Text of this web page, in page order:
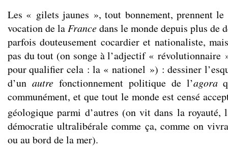
Les « gilets jaunes », tout bonnement, prennent
vocation de la Francedans le monde depuis plus de
parfois douteusement cocardier et nationaliste,
pas du tout (on songe à l’adjectif «
pour qualifier cela : la « nationel ») : dessiner
d’un autre fonctionnement politique de l’agora
communément, et que tout le monde est censé
géologique parmi d’autres (on vit dans la royauté,
démocratie ultralibérale comme ça, comme on
ou au bord de la mer).